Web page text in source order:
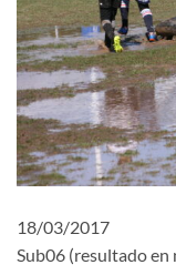
18/03/2017
Sub06 (resultado en